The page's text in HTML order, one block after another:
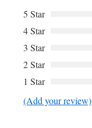
5 Star
4 Star
3 Star
2 Star
1 Star
(Add your review)